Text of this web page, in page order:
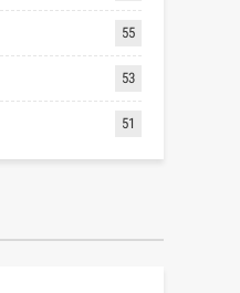
55
53
51